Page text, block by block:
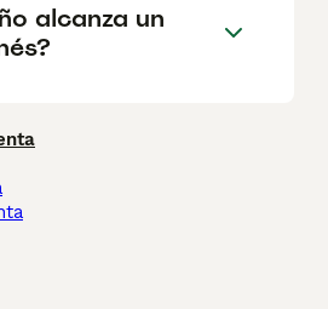
alcanza un